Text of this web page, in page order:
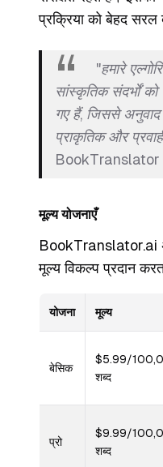
प्रक्रिया को बेहद सरल
"हमारे
सांस्कृतिक संदर्भों
गए हैं, जिससे
प्राकृतिक और
BookTranslator
मूल्य योजनाएँ
BookTranslator.ai
मूल्य विकल्प प्रदान
योजना मूल्य
बेसिक
$5.99/
शब्द
प्रो
$9.99/
शब्द